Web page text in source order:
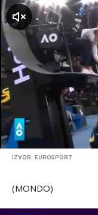
IZVOR: EUROSPORT
(MONDO)